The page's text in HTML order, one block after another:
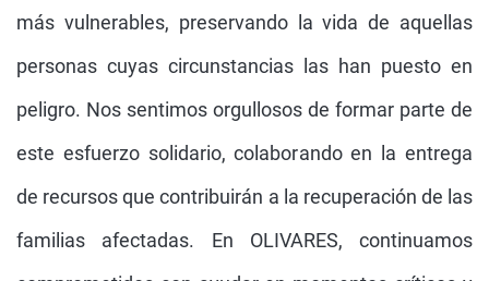
más vulnerables, preservando la vida de aquellas
personas cuyas circunstancias las han puesto en
peligro. Nos sentimos orgullosos de formar parte de
este esfuerzo solidario, colaborando en la entrega
de recursos que contribuirán a la recuperación de las
familias afectadas. En OLIVARES, continuamos